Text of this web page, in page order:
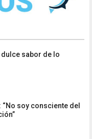
sabor de lo
“No soy consciente del